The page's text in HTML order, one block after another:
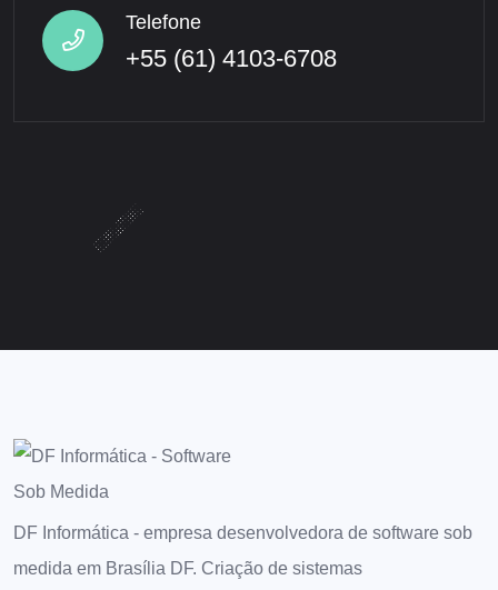
Telefone
+55 (61) 4103-6708
DF Informática - empresa desenvolvedora de software sob
medida em Brasília DF. Criação de sistemas